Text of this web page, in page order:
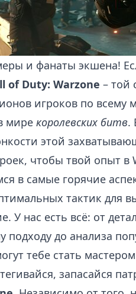
и фанаты экшена!
of Duty: Warzone – той
игроков по всему
мире королевских битв.
этой
чтобы твой опыт
в самые горячие
тактик для
У нас есть всё: от
подходу до анализа
тебе стать
запасайся